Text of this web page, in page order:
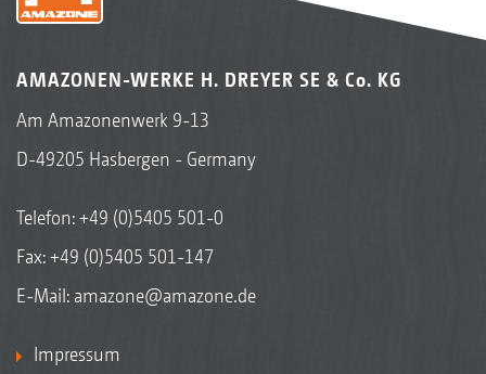
AMAZONEN-WERKE H. DREYER SE & Co. KG
Am Amazonenwerk 9-13
D-49205 Hasbergen - Germany
Telefon:+49 (0)5405 501-0
Fax: +49 (0)5405 501-147
E-Mail: amazone@amazone.de
Impressum